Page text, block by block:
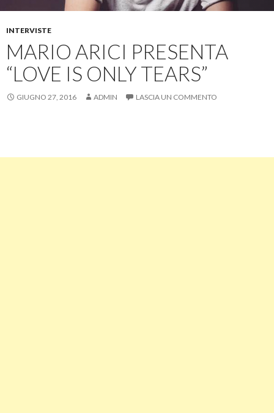
INTERVISTE
MARIO ARICI PRESENTA
“LOVE IS ONLY TEARS”
GIUGNO 27, 2016 ADMIN LASCIA UN COMMENTO